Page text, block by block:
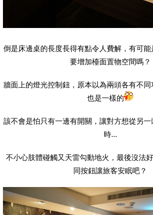
倒是床邊桌的長度長得有點令人費解，有可
要增加檯面置物空間嗎？
牆面上的燈光控制鈕，原本以為兩頭各有不
也是一樣的
該不會是怕只有一邊有開關，讓對方想從另
時...
不小心肢體碰觸又天雷勾動地火，最後沒法
同按鈕讓旅客安眠吧？